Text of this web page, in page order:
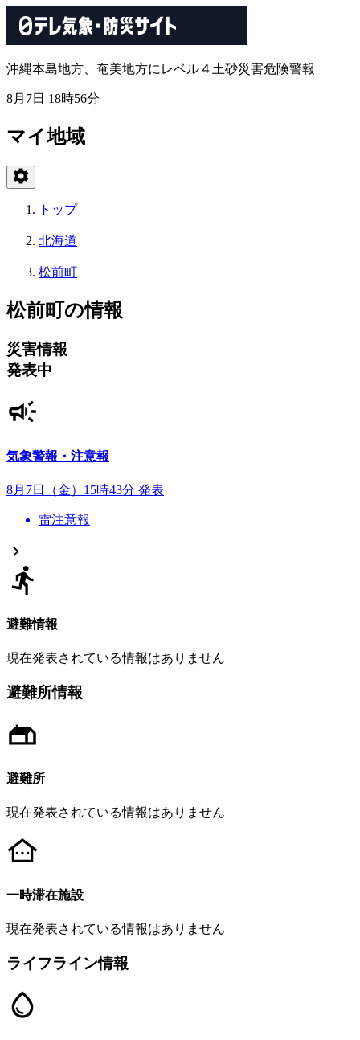
沖縄本島地方、奄美地方にレベル４土砂災害危険警報
8月7日 18時56分
マイ地域
トップ
北海道
松前町
松前町の情報
災害情報
発表中
気象警報・注意報
8月7日（金）15時43分 発表
雷注意報
避難情報
現在発表されている情報はありません
避難所情報
避難所
現在発表されている情報はありません
一時滞在施設
現在発表されている情報はありません
ライフライン情報